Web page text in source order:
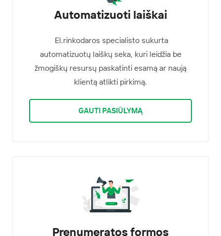
Automatizuoti laiškai
El.rinkodaros specialisto sukurta
automatizuotų laiškų seka, kuri leidžia be
žmogiškų resursų paskatinti esamą ar naują
klientą atlikti pirkimą.
GAUTI PASIŪLYMĄ
Prenumeratos formos